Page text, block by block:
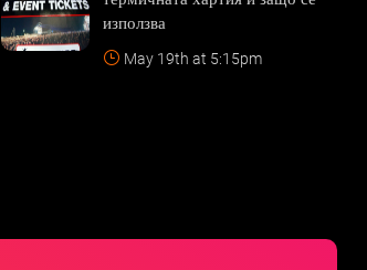
използва
May 19th at 5:15pm